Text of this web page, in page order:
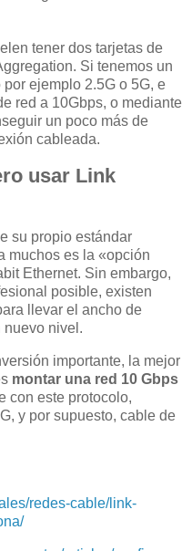
tener dos tarjetas de
Si tenemos un
ejemplo 2.5G o 5G, e
red a 10Gbps, o mediante
un poco más de
cableada.
usar Link
su propio estándar
muchos es la «opción
Ethernet. Sin embargo,
posible, existen
llevar el ancho de
nuevo nivel.
importante, la mejor
montar una red 10 Gbps
con este protocolo,
y por supuesto, cable de
redes-cable/link-